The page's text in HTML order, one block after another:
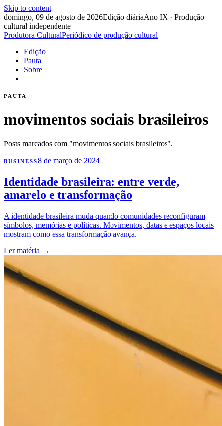
Skip to content
domingo, 09 de agosto de 2026Edição diáriaAno IX · Produção
cultural independente
Produtora CulturalPeriódico de produção cultural
Edição
Pauta
Sobre
PAUTA
movimentos sociais brasileiros
Posts marcados com "movimentos sociais brasileiros".
BUSINESS8 de março de 2024
Identidade brasileira: entre verde,
amarelo e transformação
A identidade brasileira muda quando comunidades reconfiguram
símbolos, memórias e políticas. Movimentos, datas e espaços locais
mostram como essa transformação avança.
Ler matéria →